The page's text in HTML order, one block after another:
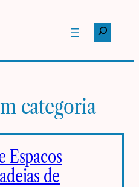
Pesquisar
categoria
Espacos
de